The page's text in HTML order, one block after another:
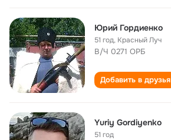
Юрий Гордиенко
51 год, Красный Луч
В/Ч 0271 ОРБ
Добавить в друзья
Yuriy Gordiyenko
51 год